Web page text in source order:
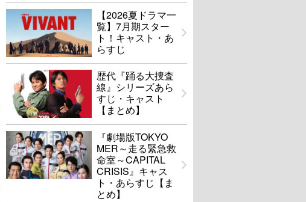
【2026夏ドラマ一
覧】7月期スター
ト！キャスト・あ
らすじ
歴代『踊る大捜査
線』シリーズあら
すじ・キャスト
【まとめ】
『劇場版TOKYO
MER～走る緊急救
命室～CAPITAL
CRISIS』キャス
ト・あらすじ【ま
とめ】